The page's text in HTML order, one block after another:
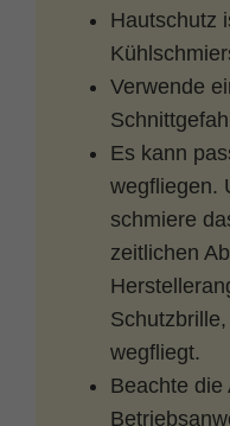
Hautschutz
Verwende
Es kann
wegfliegen.
schmiere
zeitlichen
wegfliegt.
Beachte die
Laufzeit Ende